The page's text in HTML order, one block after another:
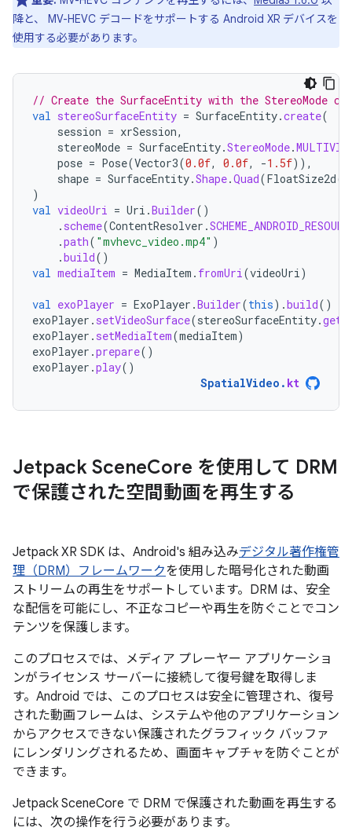
降と、 MV-HEVC デコードをサポートする Android XR デバイスを
使用する必要があります。
// Create the SurfaceEntity with the StereoMode
val stereoSurfaceEntity = SurfaceEntity.create(
session = xrSession,
stereoMode = SurfaceEntity.StereoMode.
pose = Pose(Vector3(0.0f, 0.0f, -1.5f)),
shape = SurfaceEntity.Shape.Quad(FloatSize2d(
)
val videoUri = Uri .Builder()
. scheme(ContentResolver .
.path( "mvhevc_video.mp4" )
.build()
val mediaItem = MediaItem . fromUri(videoUri)
val exoPlayer = ExoPlayer .Builder(this).build()
exoPlayer . setVideoSurface(stereoSurfaceEntity.
exoPlayer . setMediaItem(mediaItem)
exoPlayer .prepare()
exoPlayer .play()
SpatialVideo . kt
Jetpack SceneCore を使用して DRM
で保護された空間動画を再生する
Jetpack XR SDK は、Android's 組み込みデジタル著作権管
理（DRM）フレームワークを使用した暗号化された動画
ストリームの再生をサポートしています。DRM は、安全
な配信を可能にし、不正なコピーや再生を防ぐことでコン
テンツを保護します。
このプロセスでは、メディア プレーヤー アプリケーショ
ンがライセンス サーバーに接続して復号鍵を取得しま
す。Android では、このプロセスは安全に管理され、復号
された動画フレームは、システムや他のアプリケーション
からアクセスできない保護されたグラフィック バッファ
にレンダリングされるため、画面キャプチャを防ぐことが
できます。
Jetpack SceneCore で DRM で保護された動画を再生する
には、次の操作を行う必要があります。